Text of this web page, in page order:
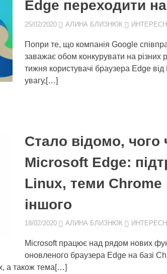
Edge переходити
25/02/2020 АЛИНА БЛИЗНЮК
Попри те, що компанія Google
заважає обом конкурувати на різних
тижня користувачі браузера Edge
увагу,[…]
Стало відомо, чого
Microsoft Edge:
Linux, теми Chrome
іншого
18/02/2020 АЛИНА БЛИЗНЮК
Microsoft працює над рядом нових
оновленого браузера Edge на базі
а також тема[…]